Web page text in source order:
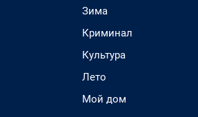
Зима
Криминал
Культура
Лето
Мой дом